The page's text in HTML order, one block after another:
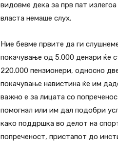
видовме дека за прв пат
власта немаше слух.
Ние бевме првите да ги
покачување од 5.000 денари ќе
220.000 пензионери, односно
покачување навистина ќе им
важно е за лицата со
помогнал или им дал подобри
како поддршка во делот на
попреченост, пристапот до